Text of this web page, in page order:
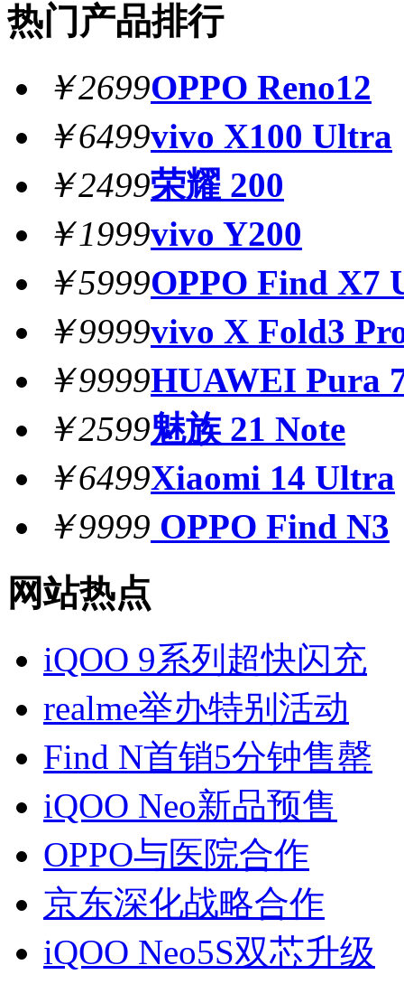
热门产品排行
￥2699OPPO Reno12
￥6499vivo X100 Ultra
￥2499荣耀 200
￥1999vivo Y200
￥5999OPPO Find X7
￥9999vivo X Fold3
￥9999HUAWEI Pura
￥2599魅族 21 Note
￥6499Xiaomi 14 Ultra
￥9999 OPPO Find N3
网站热点
iQOO 9系列超快闪充
realme举办特别活动
Find N首销5分钟售罄
iQOO Neo新品预售
OPPO与医院合作
京东深化战略合作
iQOO Neo5S双芯升级